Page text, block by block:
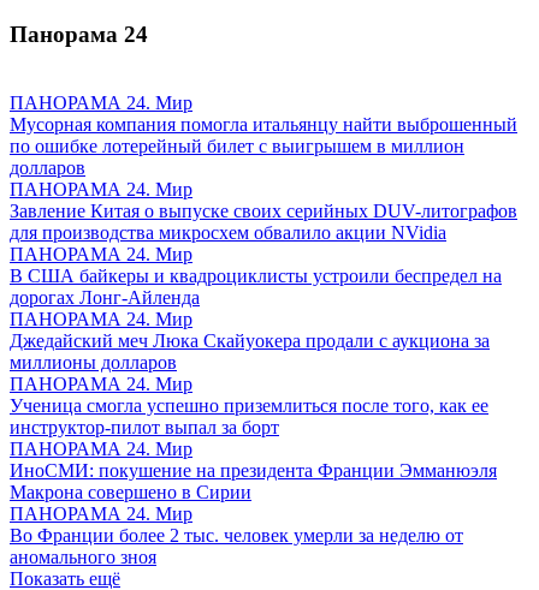
Панорама 24
ПАНОРАМА 24. Мир
Мусорная компания помогла итальянцу найти выброшенный
по ошибке лотерейный билет с выигрышем в миллион
долларов
ПАНОРАМА 24. Мир
Завление Китая о выпуске своих серийных DUV-литографов
для производства микросхем обвалило акции NVidia
ПАНОРАМА 24. Мир
В США байкеры и квадроциклисты устроили беспредел на
дорогах Лонг-Айленда
ПАНОРАМА 24. Мир
Джедайский меч Люка Скайуокера продали с аукциона за
миллионы долларов
ПАНОРАМА 24. Мир
Ученица смогла успешно приземлиться после того, как ее
инструктор-пилот выпал за борт
ПАНОРАМА 24. Мир
ИноСМИ: покушение на президента Франции Эмманюэля
Макрона совершено в Сирии
ПАНОРАМА 24. Мир
Во Франции более 2 тыс. человек умерли за неделю от
аномального зноя
Показать ещё